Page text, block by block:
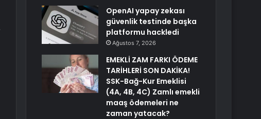
OpenAI yapay zekası
güvenlik testinde başka
platformu hackledi
Ağustos 7, 2026
EMEKLİ ZAM FARKI ÖDEME
TARİHLERİ SON DAKİKA!
SSK-Bağ-Kur Emeklisi
(4A, 4B, 4C) Zamlı emekli
maaş ödemeleri ne
zaman yatacak?